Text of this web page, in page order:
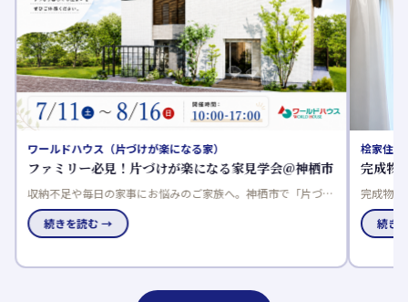
ワールドハウス（片づけが楽になる家）
ファミリー必見！片づけが楽になる家見学会@神栖市
収納不足や毎日の家事にお悩みのご家族へ。神栖市で「片づけ
が楽になる家見学会」を開催します。「洗う・干す・しまう」
がスムーズな動線や、子育てしやすい住まいの工夫を体感でき
続きを読む →
桧家住宅
完成物
完成物
調搭載
ドリール
続き